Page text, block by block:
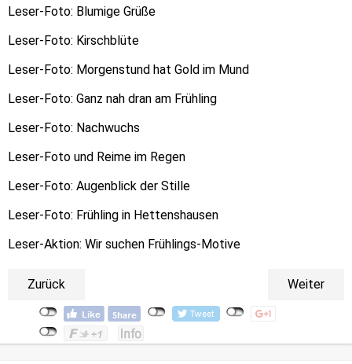
Leser-Foto: Blumige Grüße
Leser-Foto: Kirschblüte
Leser-Foto: Morgenstund hat Gold im Mund
Leser-Foto: Ganz nah dran am Frühling
Leser-Foto: Nachwuchs
Leser-Foto und Reime im Regen
Leser-Foto: Augenblick der Stille
Leser-Foto: Frühling in Hettenshausen
Leser-Aktion: Wir suchen Frühlings-Motive
Zurück Weiter